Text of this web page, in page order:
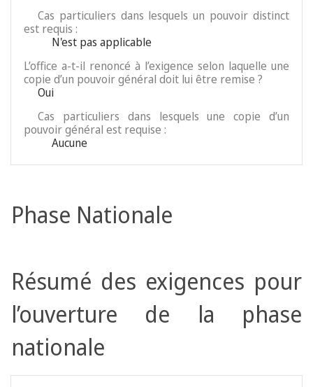
Cas particuliers dans lesquels un pouvoir distinct
est requis :
N'est pas applicable
L’office a-t-il renoncé à l’exigence selon laquelle une
copie d’un pouvoir général doit lui être remise ?
Oui
Cas particuliers dans lesquels une copie d’un
pouvoir général est requise :
Aucune
Phase Nationale
Résumé des exigences pour
l’ouverture de la phase
nationale